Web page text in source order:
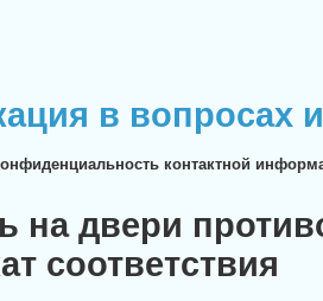
в вопросах
контактной
на двери
соответствия